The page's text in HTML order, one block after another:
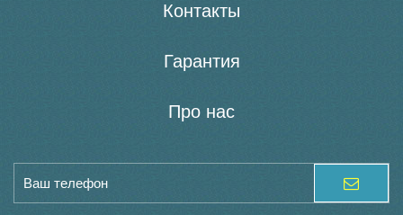
Контакты
Гарантия
Про нас